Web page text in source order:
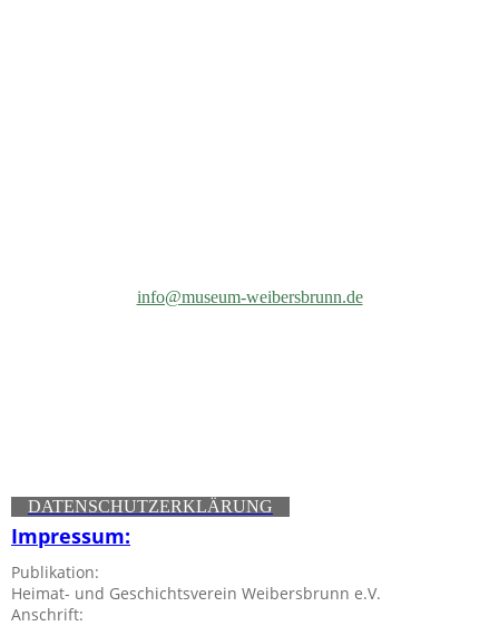
info@museum-weibersbrunn.de
DATENSCHUTZERKLÄRUNG
Impressum:
Publikation:
Heimat- und Geschichtsverein Weibersbrunn e.V.
Anschrift: